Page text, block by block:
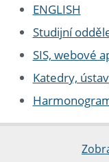
ENGLISH
Studijní
SIS, webové
Katedry,